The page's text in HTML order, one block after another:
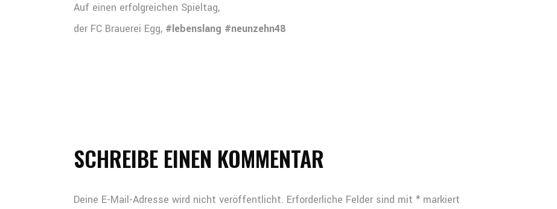
Auf einen erfolgreichen Spieltag,
der FC Brauerei Egg, #lebenslang #neunzehn48
SCHREIBE EINEN KOMMENTAR
Deine E-Mail-Adresse wird nicht veröffentlicht. Erforderliche Felder sind mit * markiert